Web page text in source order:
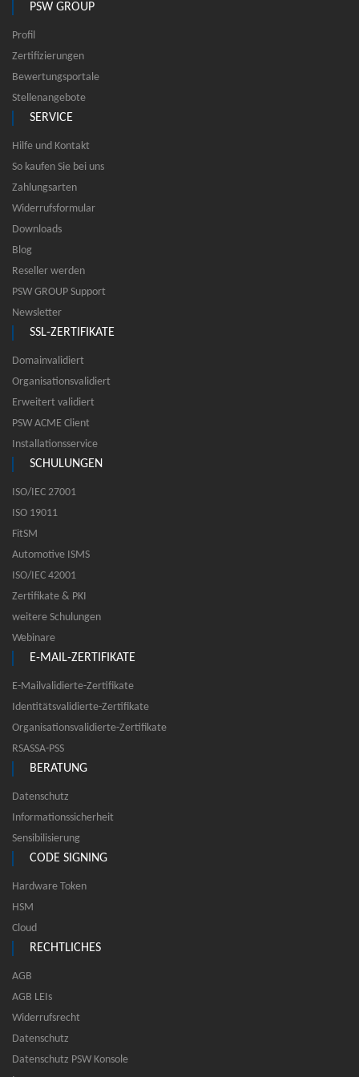
PSW GROUP
Profil
Zertifizierungen
Bewertungsportale
Stellenangebote
SERVICE
Hilfe und Kontakt
So kaufen Sie bei uns
Zahlungsarten
Widerrufsformular
Downloads
Blog
Reseller werden
PSW GROUP Support
Newsletter
SSL-ZERTIFIKATE
Domainvalidiert
Organisationsvalidiert
Erweitert validiert
PSW ACME Client
Installationsservice
SCHULUNGEN
ISO/IEC 27001
ISO 19011
FitSM
Automotive ISMS
ISO/IEC 42001
Zertifikate & PKI
weitere Schulungen
Webinare
E-MAIL-ZERTIFIKATE
E-Mailvalidierte-Zertifikate
Identitätsvalidierte-Zertifikate
Organisationsvalidierte-Zertifikate
RSASSA-PSS
BERATUNG
Datenschutz
Informationssicherheit
Sensibilisierung
CODE SIGNING
Hardware Token
HSM
Cloud
RECHTLICHES
AGB
AGB LEIs
Widerrufsrecht
Datenschutz
Datenschutz PSW Konsole